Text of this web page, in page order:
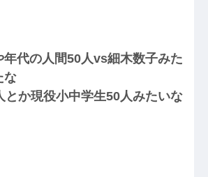
年代の人間50人vs細木数子みた
な
とか現役小中学生50人みたいな